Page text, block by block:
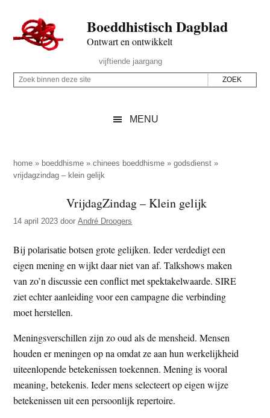
naar
de
inhoud
secondary
naar
de
sidebar
naar
de
Boeddhistisch Dagblad
Ontwart en ontwikkelt
Rechts
vijftiende jaargang
Z
p
d
z
s
i
t
e
Z
i
n
n
e
z
e
s
i
MENU
home » boeddhisme »chinees boeddhisme »godsdienst »
vrijdagzindag – klein gelijk
VrijdagZindag – Klein gelijk
14 april 2023 doorAndré Droogers
Bij polarisatie botsen grote gelijken. Ieder verdedigt een
eigen mening en wijkt daar niet van af. Talkshows maken
van zo’n discussie een conflict met spektakelwaarde. SIRE
ziet echter aanleiding voor een campagne die verbinding
moet herstellen.
Meningsverschillen zijn zo oud als de mensheid. Mensen
houden er meningen op na omdat ze aan hun werkelijkheid
uiteenlopende betekenissen toekennen. Mening is vooral
meaning, betekenis. Ieder mens selecteert op eigen wijze
betekenissen uit een persoonlijk repertoire.